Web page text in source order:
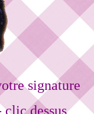
signature
clic dessus